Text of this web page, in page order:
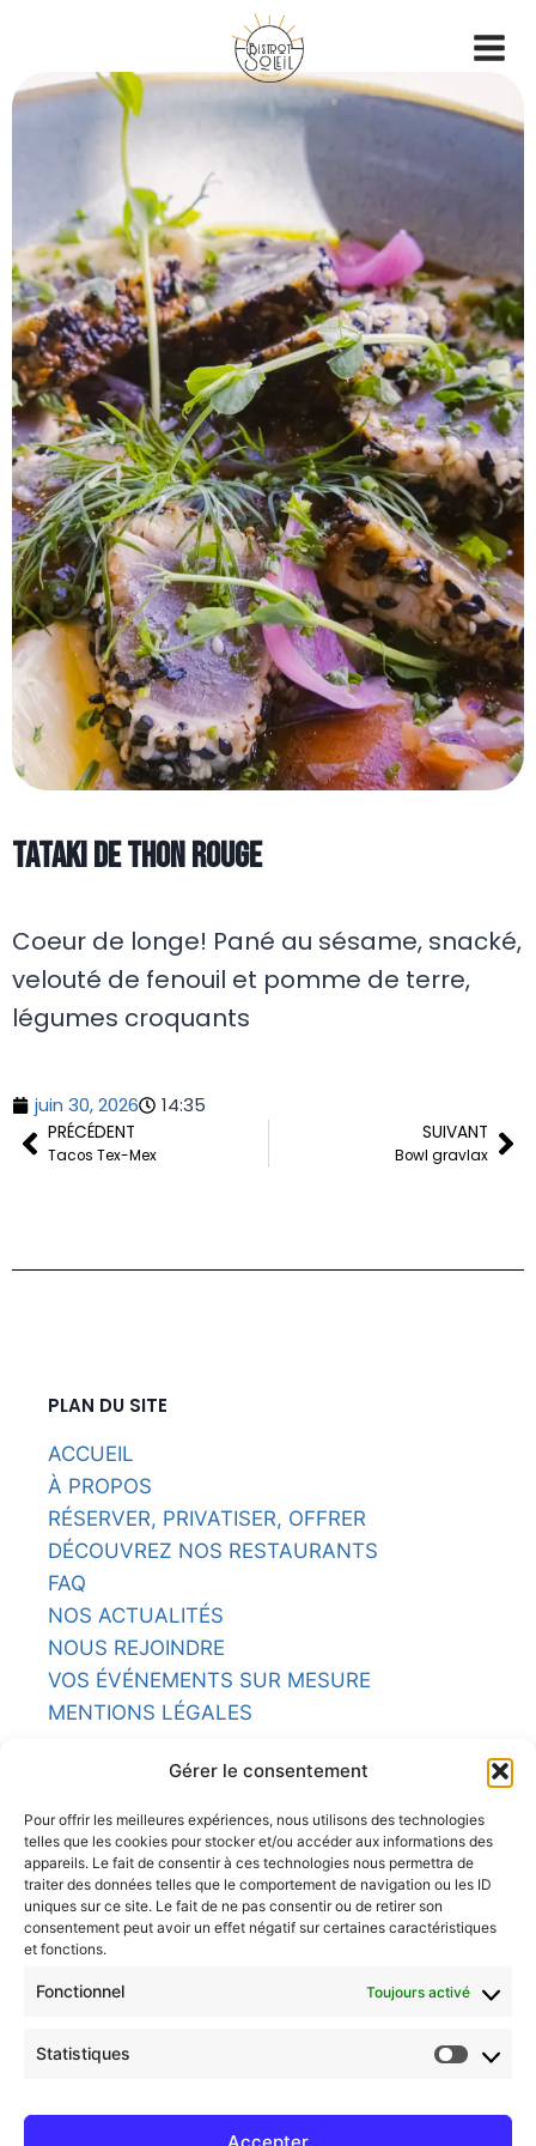
Gérer le consentement
Pour offrir les meilleures expériences, nous utilisons des technologies
telles que les cookies pour stocker et/ou accéder aux informations des
appareils. Le fait de consentir à ces technologies nous permettra de
traiter des données telles que le comportement de navigation ou les ID
uniques sur ce site. Le fait de ne pas consentir ou de retirer son
consentement peut avoir un effet négatif sur certaines caractéristiques
et fonctions.
Fonctionnel Toujours activé
Statistiques
Accepter
Tataki de thon rouge
Coeur de longe! Pané au sésame, snacké,
velouté de fenouil et pomme de terre,
légumes croquants
juin 30, 2026 14:35
PRÉCÉDENT
Tacos Tex-Mex
SUIVANT
Bowl gravlax
PLAN DU SITE
ACCUEIL
À PROPOS
RÉSERVER, PRIVATISER, OFFRER
DÉCOUVREZ NOS RESTAURANTS
FAQ
NOS ACTUALITÉS
NOUS REJOINDRE
VOS ÉVÉNEMENTS SUR MESURE
MENTIONS LÉGALES
NOS RESTAURANTS
L'ARMORIC
LA POTINIÈRE
LE BRITANNIA
LE CAVOK